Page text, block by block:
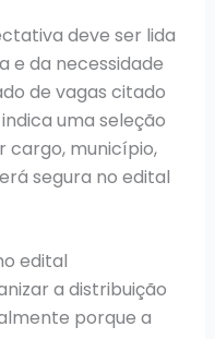
deve ser lida
e da necessidade
de vagas citado
uma seleção
cargo, município,
segura no edital
edital
a distribuição
porque a